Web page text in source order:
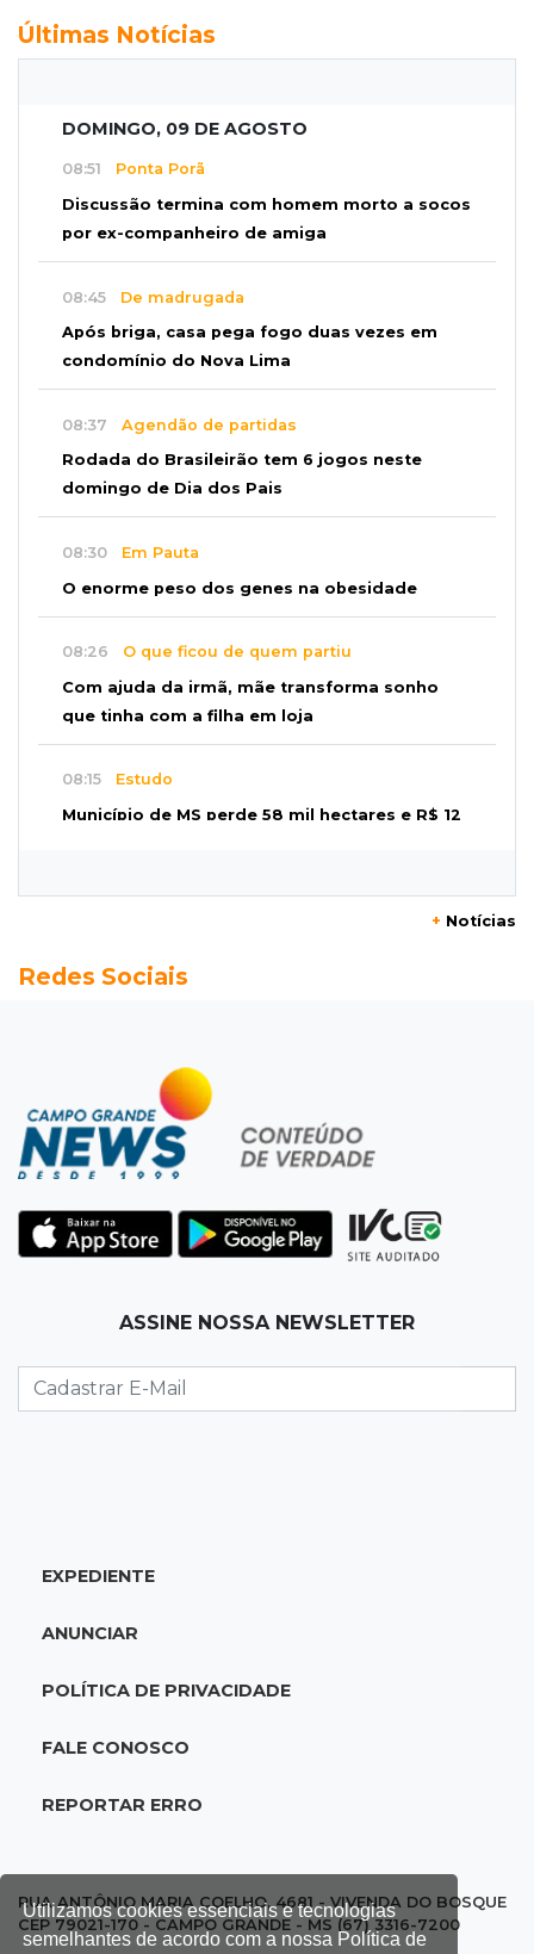
Utilizamos cookies essenciais e tecnologias
semelhantes de acordo com a nossa Política de
Últimas Notícias
DOMINGO, 09 DE AGOSTO
08:51 Ponta Porã
Discussão termina com homem morto a socos
por ex-companheiro de amiga
08:45 De madrugada
Após briga, casa pega fogo duas vezes em
condomínio do Nova Lima
08:37 Agendão de partidas
Rodada do Brasileirão tem 6 jogos neste
domingo de Dia dos Pais
08:30 Em Pauta
O enorme peso dos genes na obesidade
08:26 O que ficou de quem partiu
Com ajuda da irmã, mãe transforma sonho
que tinha com a filha em loja
08:15 Estudo
Município de MS perde 58 mil hectares e R$ 12
poste de energia elétrica
Campo Grande tem quatro interdições no
trânsito neste domingo
07:45Dia dos Pais
hoje paga um preço alto?
Pais passam kung-fu de geração em geração
Feira Central encerra Festival do Sobá com
Domingo terá calor de 38°C, tempo seco e
07:10Amor que acolhe
Eles cancelaram viagem à Europa porque o
+ Notícias
Redes Sociais
ASSINE NOSSA NEWSLETTER
EXPEDIENTE
ANUNCIAR
POLÍTICA DE PRIVACIDADE
FALE CONOSCO
REPORTAR ERRO
RUA ANTÔNIO MARIA COELHO, 4681 - VIVENDA DO BOSQUE
CEP 79021-170 - CAMPO GRANDE - MS (67) 3316-7200